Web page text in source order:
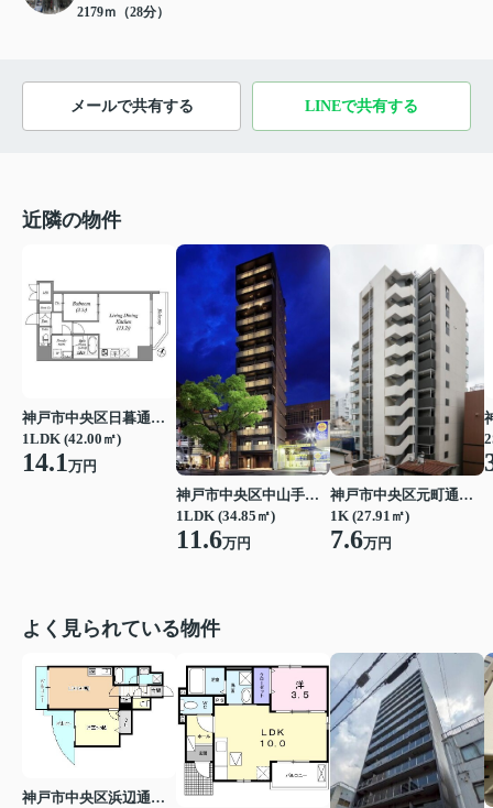
2179ｍ（28分）
メールで共有する LINEで共有する
近隣の物件
神戸市中央区日暮通１丁目
1LDK (42.00㎡)
14.1万円
神戸市中央区中山手通２丁目
1LDK (34.85㎡)
11.6万円
神戸市中央区元町通４丁目
1K (27.91㎡)
7.6万円
よく見られている物件
神戸市中央区浜辺通３丁目